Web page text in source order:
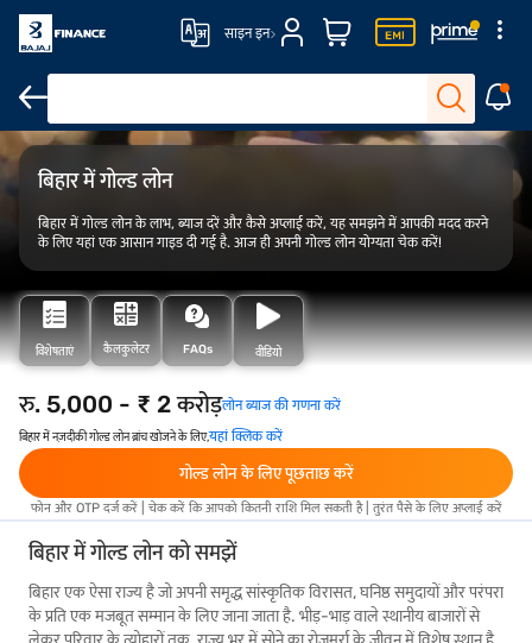
साइन इन
ओवरव्यू
बिहार में गोल्ड लोन
बिहार में गोल्ड लोन के लाभ, ब्याज दरें और कैसे अप्लाई करें, यह समझने में आपकी मदद करने
के लिए यहां एक आसान गाइड दी गई है. आज ही अपनी गोल्ड लोन योग्यता चेक करें!
विशेषताएं कैलकुलेटर FAQs वीडियो
रु. 5,000 - ₹ 2 करोड़लोन ब्याज की गणना करें
बिहार में नज़दीकी गोल्ड लोन ब्रांच खोजने के लिए,यहां क्लिक करें
गोल्ड लोन के लिए पूछताछ करें
फोन और OTP दर्ज करें | चेक करें कि आपको कितनी राशि मिल सकती है | तुरंत पैसे के लिए अप्लाई करें
बिहार में गोल्ड लोन को समझें
बिहार एक ऐसा राज्य है जो अपनी समृद्ध सांस्कृतिक विरासत, घनिष्ठ समुदायों और परंपरा
के प्रति एक मजबूत सम्मान के लिए जाना जाता है. भीड़-भाड़ वाले स्थानीय बाजारों से